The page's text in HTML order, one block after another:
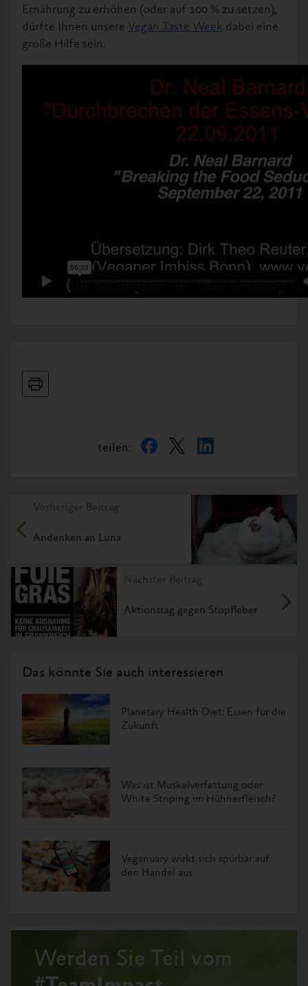
Ernährung zu erhöhen (oder auf 100 % zu setzen),
dürfte Ihnen unsere Vegan Taste Week dabei eine
große Hilfe sein.
teilen:
Vorheriger Beitrag
Andenken an Luna
Nächster Beitrag
Aktionstag gegen Stopfleber
Das könnte Sie auch interessieren
Planetary Health Diet: Essen für die
Zukunft
Was ist Muskelverfettung oder
White Striping im Hühnerfleisch?
Veganuary wirkt sich spürbar auf
den Handel aus
Werden Sie Teil vom